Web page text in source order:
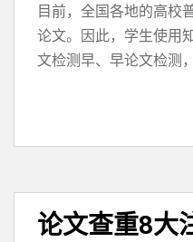
目前，全国各地的高校
论文。因此，学生使用
文检测早、早论文检测
论文查重8大